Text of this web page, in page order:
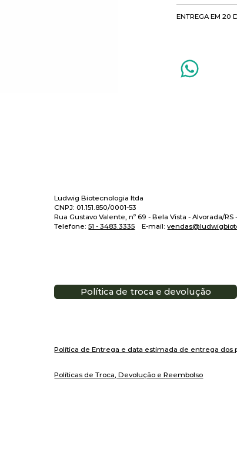
ENTREGA EM 20
Política de Entrega e data estimada de entrega dos
Políticas de Troca, Devolução e Reembolso
Ludwig Biotecnologia ltda
CNPJ: 01.151.850/0001-53
Rua Gustavo Valente, nº 69 - Bela Vista - Alvorada/RS
Telefone:51 - 3483.3335 E-mail:
Política de troca e devolução